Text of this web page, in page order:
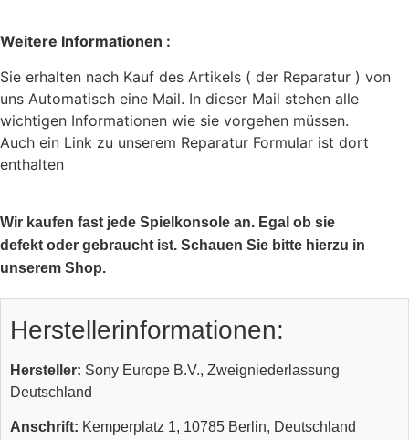
Weitere Informationen :
Sie erhalten nach Kauf des Artikels ( der Reparatur ) von
uns Automatisch eine Mail. In dieser Mail stehen alle
wichtigen Informationen wie sie vorgehen müssen.
Auch ein Link zu unserem Reparatur Formular ist dort
enthalten
Wir kaufen fast jede Spielkonsole an. Egal ob sie
defekt oder gebraucht ist. Schauen Sie bitte hierzu in
unserem Shop.
Herstellerinformationen:
Hersteller: Sony Europe B.V., Zweigniederlassung
Deutschland
Anschrift: Kemperplatz 1, 10785 Berlin, Deutschland